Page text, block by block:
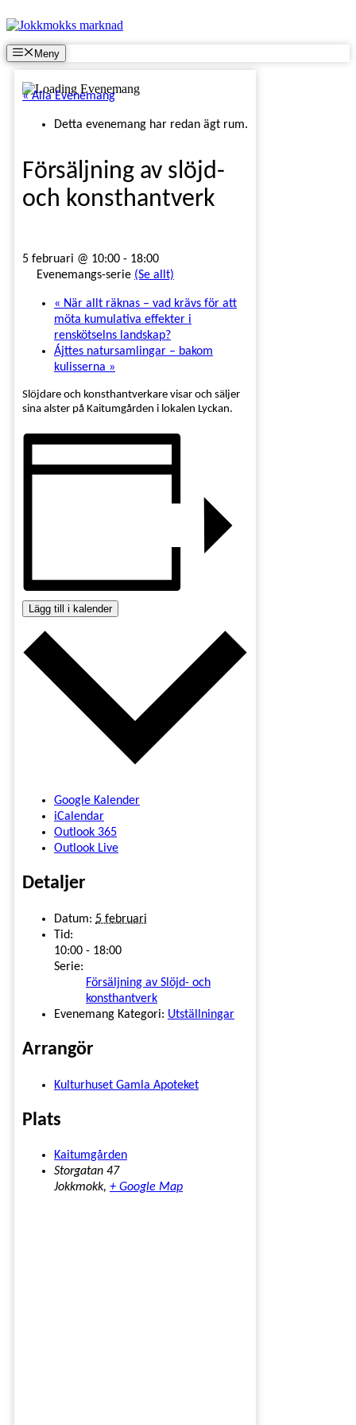
till
innehåll
Meny
« Alla Evenemang
Detta evenemang har redan ägt rum.
Försäljning av slöjd-
och konsthantverk
5 februari @ 10:00 - 18:00
Evenemangs-serie (Se allt)
« När allt räknas – vad krävs för att
möta kumulativa effekter i
renskötselns landskap?
Ájttes natursamlingar – bakom
kulisserna »
Slöjdare och konsthantverkare visar och säljer
sina alster på Kaitumgården i lokalen Lyckan.
Lägg till i kalender
Google Kalender
iCalendar
Outlook 365
Outlook Live
Detaljer
Datum: 5 februari
Tid:
10:00 - 18:00
Serie:
Försäljning av Slöjd- och
konsthantverk
Evenemang Kategori: Utställningar
Arrangör
Kulturhuset Gamla Apoteket
Plats
Kaitumgården
Storgatan 47
Jokkmokk, + Google Map